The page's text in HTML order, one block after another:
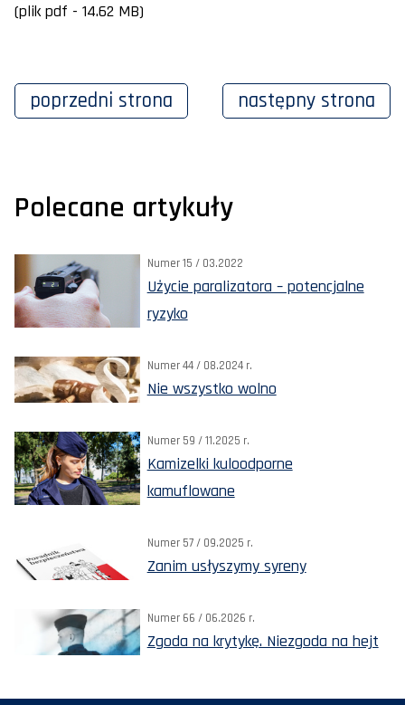
(plik pdf - 14.62 MB)
poprzedni strona następny strona
Polecane artykuły
Numer 15 / 03.2022
Użycie paralizatora – potencjalne
ryzyko
Numer 44 / 08.2024 r.
Nie wszystko wolno
Numer 59 / 11.2025 r.
Kamizelki kuloodporne
kamuflowane
Numer 57 / 09.2025 r.
Zanim usłyszymy syreny
Numer 66 / 06.2026 r.
Zgoda na krytykę. Niezgoda na hejt